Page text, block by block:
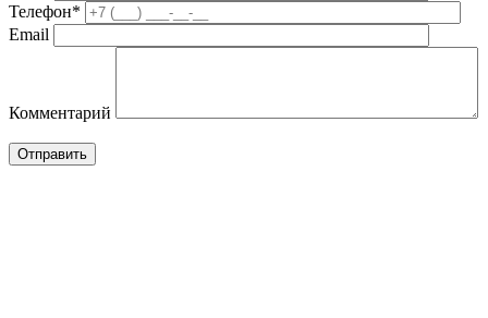
Телефон*
Email
Комментарий